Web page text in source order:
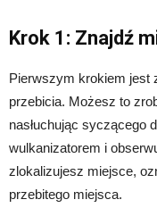
Krok 1: Znajdź
Pierwszym krokiem jest
przebicia. Możesz to
nasłuchując syczącego
wulkanizatorem i
zlokalizujesz miejsce,
przebitego miejsca.